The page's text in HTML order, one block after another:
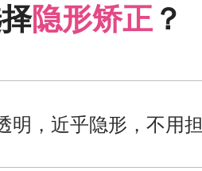
隐形矫正 ？
明，近乎隐形，不用